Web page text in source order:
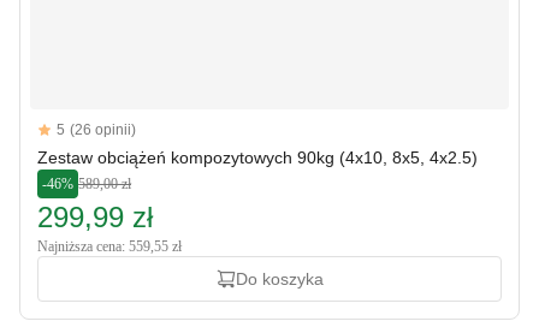
Reviews
5 out of 5 stars
5 (26 opinii)
Zestaw obciążeń kompozytowych 90kg (4x10, 8x5, 4x2.5)
-46% 589,00 zł
299,99 zł
Najniższa cena: 559,55 zł
Do koszyka